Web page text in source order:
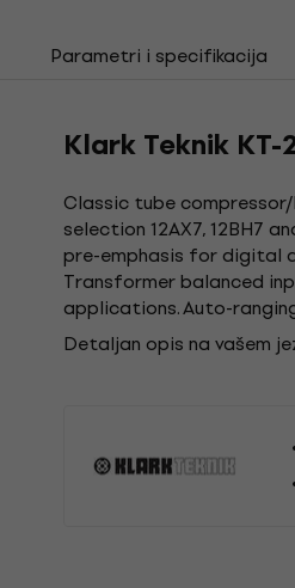
Parametri i specifikacija
Klark Teknik
Classic tube
selection 12AX7, 12BH7
pre-emphasis for digital
Transformer balanced
applications. Auto-
Detaljan opis na vašem